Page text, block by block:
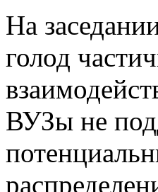
На
голод
ВУЗы не